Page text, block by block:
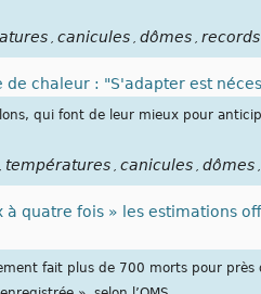
, canicules , dômes , records
chaleur : "S'adapter est
qui font de leur mieux pour
, températures , canicules , dômes ,
quatre fois » les estimations
fait plus de 700 morts pour